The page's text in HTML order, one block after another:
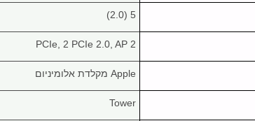
5 (2.0)
2 PCIe, 2 PCIe 2.0, AP
Apple מקלדת אלומיניום
Tower